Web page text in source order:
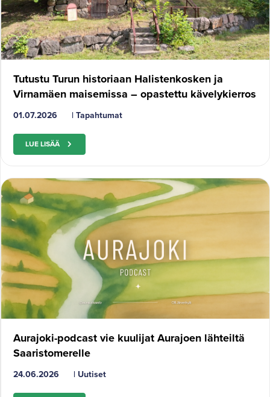
Tutustu Turun historiaan Halistenkosken ja
Virnamäen maisemissa – opastettu kävelykierros
01.07.2026 | Tapahtumat
LUE LISÄÄ
Aurajoki-podcast vie kuulijat Aurajoen lähteiltä
Saaristomerelle
24.06.2026 | Uutiset